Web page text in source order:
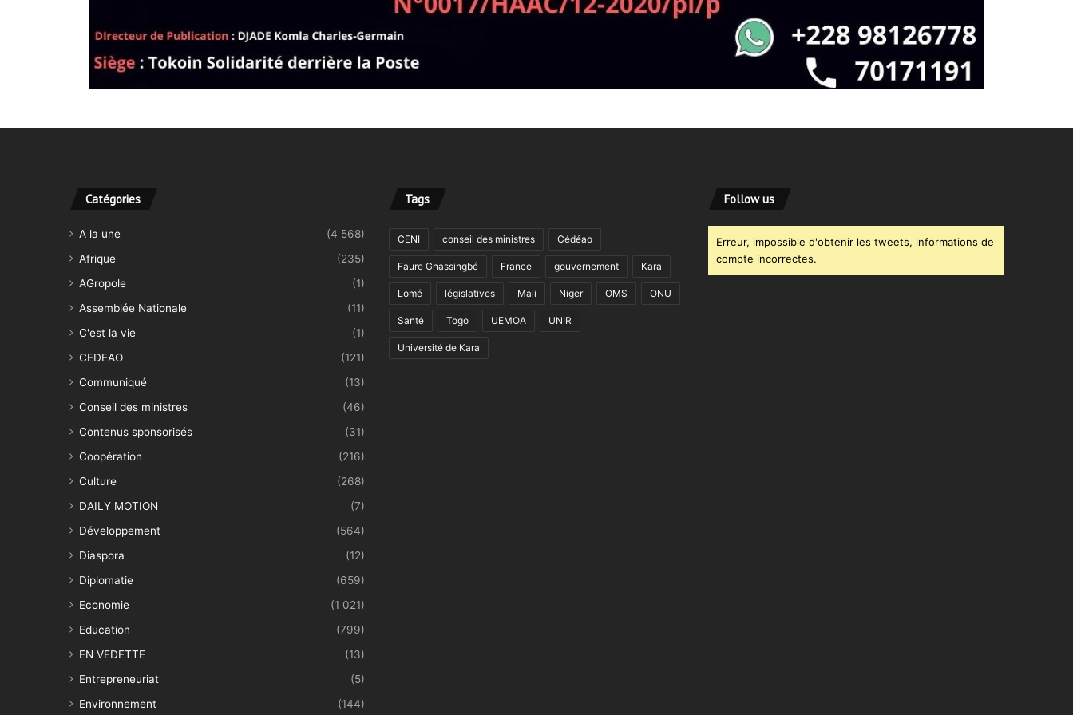
Catégories
A la une
(4 568)
Afrique
(235)
AGropole
(1)
Assemblée Nationale
(11)
C'est la vie
(1)
CEDEAO
(121)
Communiqué
(13)
Conseil des ministres
(46)
Contenus sponsorisés
(31)
Coopération
(216)
Culture
(268)
DAILY MOTION
(7)
Développement
(564)
Diaspora
(12)
Diplomatie
(659)
Economie
(1 021)
Education
(799)
EN VEDETTE
(13)
Entrepreneuriat
(5)
Environnement
(144)
Tags
CENI conseil des ministres Cédéao
Faure Gnassingbé France gouvernement Kara
Lomé législatives Mali Niger OMS ONU
Santé Togo UEMOA UNIR
Université de Kara
Follow us
Erreur, impossible d'obtenir les tweets, informations de
compte incorrectes.